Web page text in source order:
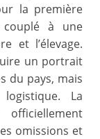
la première
à une
et l’élevage.
un portrait
du pays, mais
La
omissions et